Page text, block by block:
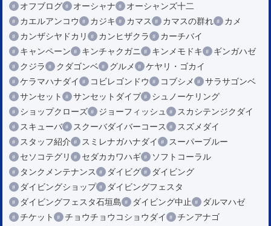
オフブログ
オーシャナ
オーシャンズ十二
カエルアンコウ
カジキ カマス カマスの群れ
カメ
カンザシヤドカリ
カンヒザクラ
カーチバイ
キャンペーン
キンチャクガニ キンメモドキ
ギンガハゼ
クジラ
クダゴンベ グルメ
ケヤリ・ゴカイ
ケラマハナダイ
コビレゴンドウ コブシメ
サラサゴンベ
サンセット
サンセットダイブ
シュノーケリング
ショップクローズ
ジョーフィッシュ
スカシテンジクダイ
スキューバ
スクーバダイバーコース
スズメダイ
スタッフ紹介
スミレナガハナダイ
スーパーブルー
セソコテグリ
セダカカワハギ
ソフトコーラル
タンクメンテナンス
ダイビグ
ダイビング
ダイビングショップ
ダイビングフェスタ
ダイビングフェスタ石垣島
ダイビング中止
ダルマハゼ
チケット
チョウチョウコショウダイ
チンアナゴ